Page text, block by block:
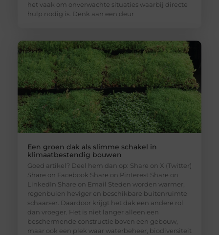
het vaak om onverwachte situaties waarbij directe
hulp nodig is. Denk aan een deur
Een groen dak als slimme schakel in
klimaatbestendig bouwen
Goed artikel? Deel hem dan op: Share on X (Twitter)
Share on Facebook Share on Pinterest Share on
LinkedIn Share on Email Steden worden warmer,
regenbuien heviger en beschikbare buitenruimte
schaarser. Daardoor krijgt het dak een andere rol
dan vroeger. Het is niet langer alleen een
beschermende constructie boven een gebouw,
maar ook een plek waar waterbeheer, biodiversiteit